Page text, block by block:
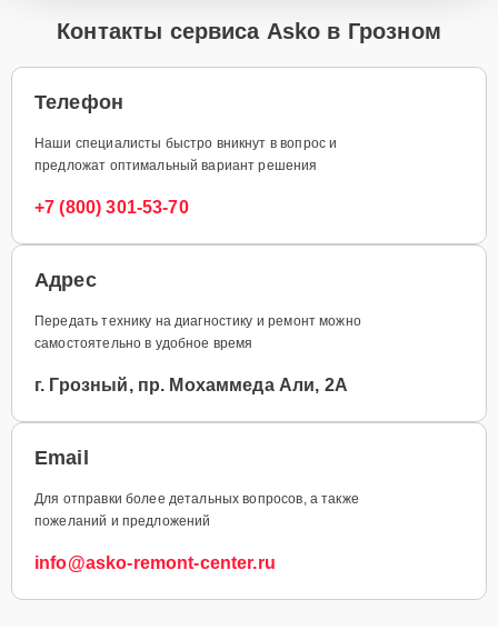
Контакты сервиса Asko в Грозном
Телефон
Наши специалисты быстро вникнут в вопрос и
предложат оптимальный вариант решения
+7 (800) 301-53-70
Адрес
Передать технику на диагностику и ремонт можно
самостоятельно в удобное время
г. Грозный, пр. Мохаммеда Али, 2А
Email
Для отправки более детальных вопросов, а также
пожеланий и предложений
info@asko-remont-center.ru